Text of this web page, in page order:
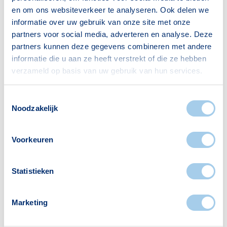
en om ons websiteverkeer te analyseren. Ook delen we
informatie over uw gebruik van onze site met onze
partners voor social media, adverteren en analyse. Deze
partners kunnen deze gegevens combineren met andere
informatie die u aan ze heeft verstrekt of die ze hebben
verzameld op basis van uw gebruik van hun services.
Noodzakelijk
Voorkeuren
Statistieken
Marketing
studieschuld op het afsluiten
van een hypotheek?